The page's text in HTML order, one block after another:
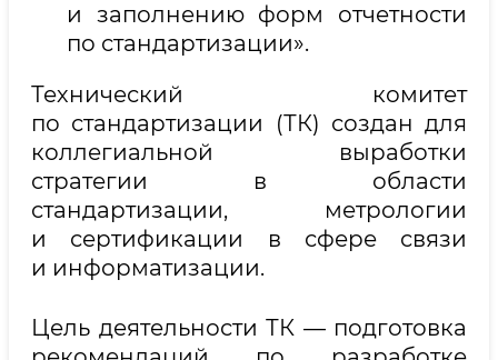
и заполнению форм отчетности
по стандартизации».
Технический комитет
по стандартизации (ТК) создан для
коллегиальной выработки
стратегии в области
стандартизации, метрологии
и сертификации в сфере связи
и информатизации.
Цель деятельности ТК — подготовка